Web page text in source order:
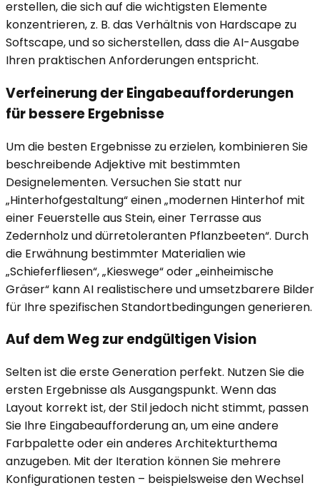
erstellen, die sich auf die wichtigsten Elemente
konzentrieren, z. B. das Verhältnis von Hardscape zu
Softscape, und so sicherstellen, dass die AI-Ausgabe
Ihren praktischen Anforderungen entspricht.
Verfeinerung der Eingabeaufforderungen
für bessere Ergebnisse
Um die besten Ergebnisse zu erzielen, kombinieren Sie
beschreibende Adjektive mit bestimmten
Designelementen. Versuchen Sie statt nur
„Hinterhofgestaltung“ einen „modernen Hinterhof mit
einer Feuerstelle aus Stein, einer Terrasse aus
Zedernholz und dürretoleranten Pflanzbeeten“. Durch
die Erwähnung bestimmter Materialien wie
„Schieferfliesen“, „Kieswege“ oder „einheimische
Gräser“ kann AI realistischere und umsetzbarere Bilder
für Ihre spezifischen Standortbedingungen generieren.
Auf dem Weg zur endgültigen Vision
Selten ist die erste Generation perfekt. Nutzen Sie die
ersten Ergebnisse als Ausgangspunkt. Wenn das
Layout korrekt ist, der Stil jedoch nicht stimmt, passen
Sie Ihre Eingabeaufforderung an, um eine andere
Farbpalette oder ein anderes Architekturthema
anzugeben. Mit der Iteration können Sie mehrere
Konfigurationen testen – beispielsweise den Wechsel